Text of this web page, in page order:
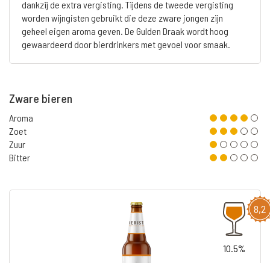
dankzij de extra vergisting. Tijdens de tweede vergisting
worden wijngisten gebruikt die deze zware jongen zijn
geheel eigen aroma geven. De Gulden Draak wordt hoog
gewaardeerd door bierdrinkers met gevoel voor smaak.
Zware bieren
Aroma
Zoet
Zuur
Bitter
8,2
10.5%